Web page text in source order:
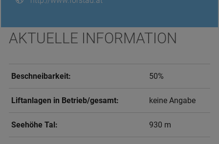
AKTUELLE INFORMATION
Beschneibarkeit: 50%
Liftanlagen in Betrieb/gesamt: keine Angabe
Seehöhe Tal: 930 m